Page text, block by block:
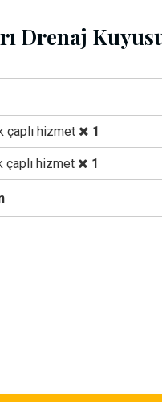
Drenaj
çaplı hizmet 1
çaplı hizmet 1